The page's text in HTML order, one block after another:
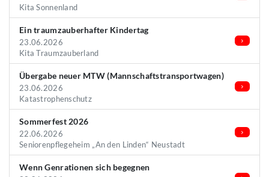
Kita Sonnenland
Ein traumzauberhafter Kindertag
23.06.2026
Kita Traumzauberland
Übergabe neuer MTW (Mannschaftstransportwagen)
23.06.2026
Katastrophenschutz
Sommerfest 2026
22.06.2026
Seniorenpflegeheim „An den Linden“ Neustadt
Wenn Genrationen sich begegnen